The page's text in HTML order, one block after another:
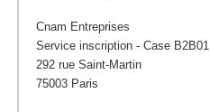
Cnam Entreprises
Service inscription - Case B2B01
292 rue Saint-Martin
75003 Paris